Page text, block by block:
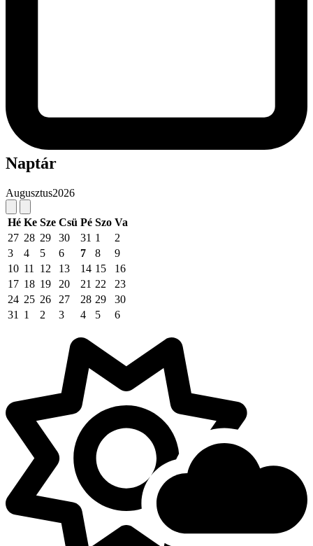
Naptár
Augusztus2026
Hé Ke Sze Csü Pé Szo Va
27 28 29 30 31 1
2
3
4 5 6 7 8
9
10 11 12 13 14 15
16
17 18 19 20 21 22
23
24 25 26 27 28 29
30
31
1 2 3 4 5 6